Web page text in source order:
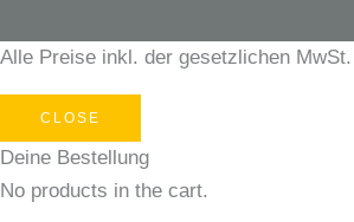
Alle Preise inkl. der gesetzlichen MwSt.
CLOSE
Deine Bestellung
No products in the cart.